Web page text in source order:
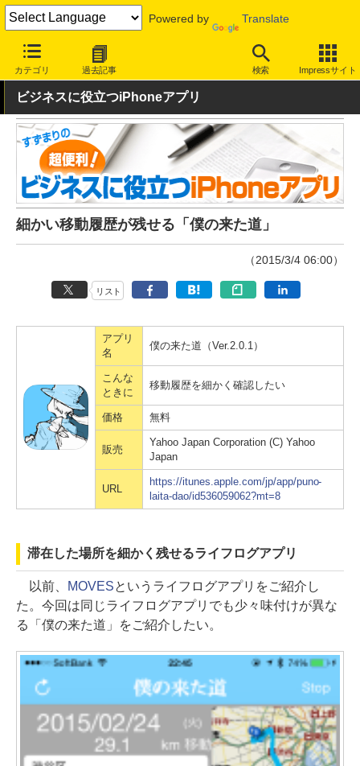
Powered by Translate
カテゴリ 過去記事 検索 Impressサイト
INTERNET Watch サービス/ソフト ソフトウェア スマートフ
ビジネスに役立つiPhoneアプリ
細かい移動履歴が残せる「僕の来た道」
（2015/3/4 06:00）
リスト
アプリ
名
僕の来た道（Ver.2.0.1）
こんな
ときに
移動履歴を細かく確認したい
価格 無料
販売
Yahoo Japan Corporation (C) Yahoo
Japan
URL
https://itunes.apple.com/jp/app/puno-
laita-dao/id536059062?mt=8
滞在した場所を細かく残せるライフログアプリ
以前、 MOVESというライフログアプリをご紹介し
た。今回は同じライフログアプリでも少々味付けが異な
る「僕の来た道」をご紹介したい。